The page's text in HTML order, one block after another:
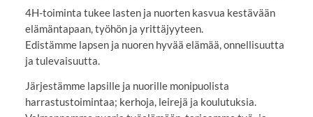
4H-toiminta tukee lasten ja nuorten kasvua kestävään
elämäntapaan, työhön ja yrittäjyyteen.
Edistämme lapsen ja nuoren hyvää elämää, onnellisuutta
ja tulevaisuutta.
Järjestämme lapsille ja nuorille monipuolista
harrastustoimintaa; kerhoja, leirejä ja koulutuksia.